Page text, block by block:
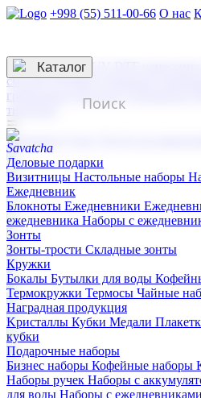
+998 (55) 511-00-66 О нас
3D гравировка
смолой (Doming)
гравировка твердая
тиснение
☰
Контакты
Каталог
Деловые подарки
Визитницы Настольные наборы
Ежедневник
Блокноты Ежедневники
ежедневника Наборы с
Зонты
Зонты-трости Складные зонты
Кружки
Бокалы Бутылки для воды
Термокружки Термосы Чайные
Наградная продукция
Kристаллы Кубки Медали
кубки
Подарочные наборы
Бизнес наборы Кофейные наборы
Наборы ручек Наборы с
для воды Наборы с ежедневниками